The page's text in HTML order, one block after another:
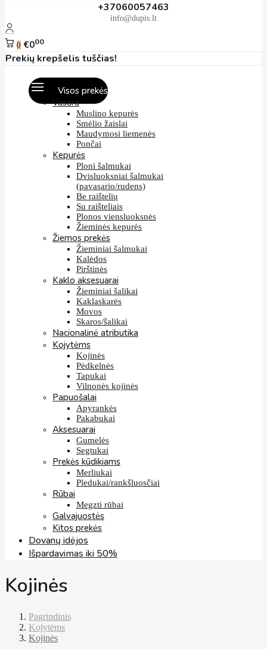
+37060057463
info@dupis.lt
0 €000
Prekių krepšelis tuščias!
Visos prekės
Vasara
Muslino kepurės
Smėlio žaislai
Maudymosi liemenės
Pončai
Kepurės
Ploni šalmukai
Dvisluoksniai šalmukai
(pavasario/rudens)
Be raištelių
Su raišteliais
Plonos viensluoksnės
Žieminės kepurės
Žiemos prekės
Žieminiai šalmukai
Kalėdos
Pirštinės
Kaklo aksesuarai
Žieminiai šalikai
Kaklaskarės
Movos
Skaros/šalikai
Nacionalinė atributika
Kojytėms
Kojinės
Pėdkelnės
Tapukai
Vilnonės kojinės
Papuošalai
Apyrankės
Pakabukai
Aksesuarai
Gumelės
Segtukai
Prekės kūdikiams
Merliukai
Pledukai/rankšluosčiai
Rūbai
Megzti rūbai
Galvajuostės
Kitos prekės
Dovanų idėjos
Išpardavimas iki 50%
Kojinės
Pagrindinis
Kojytėms
Kojinės